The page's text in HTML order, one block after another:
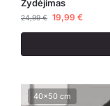
Žydėjimas
24,99€ 19,99 €
40x50 cm